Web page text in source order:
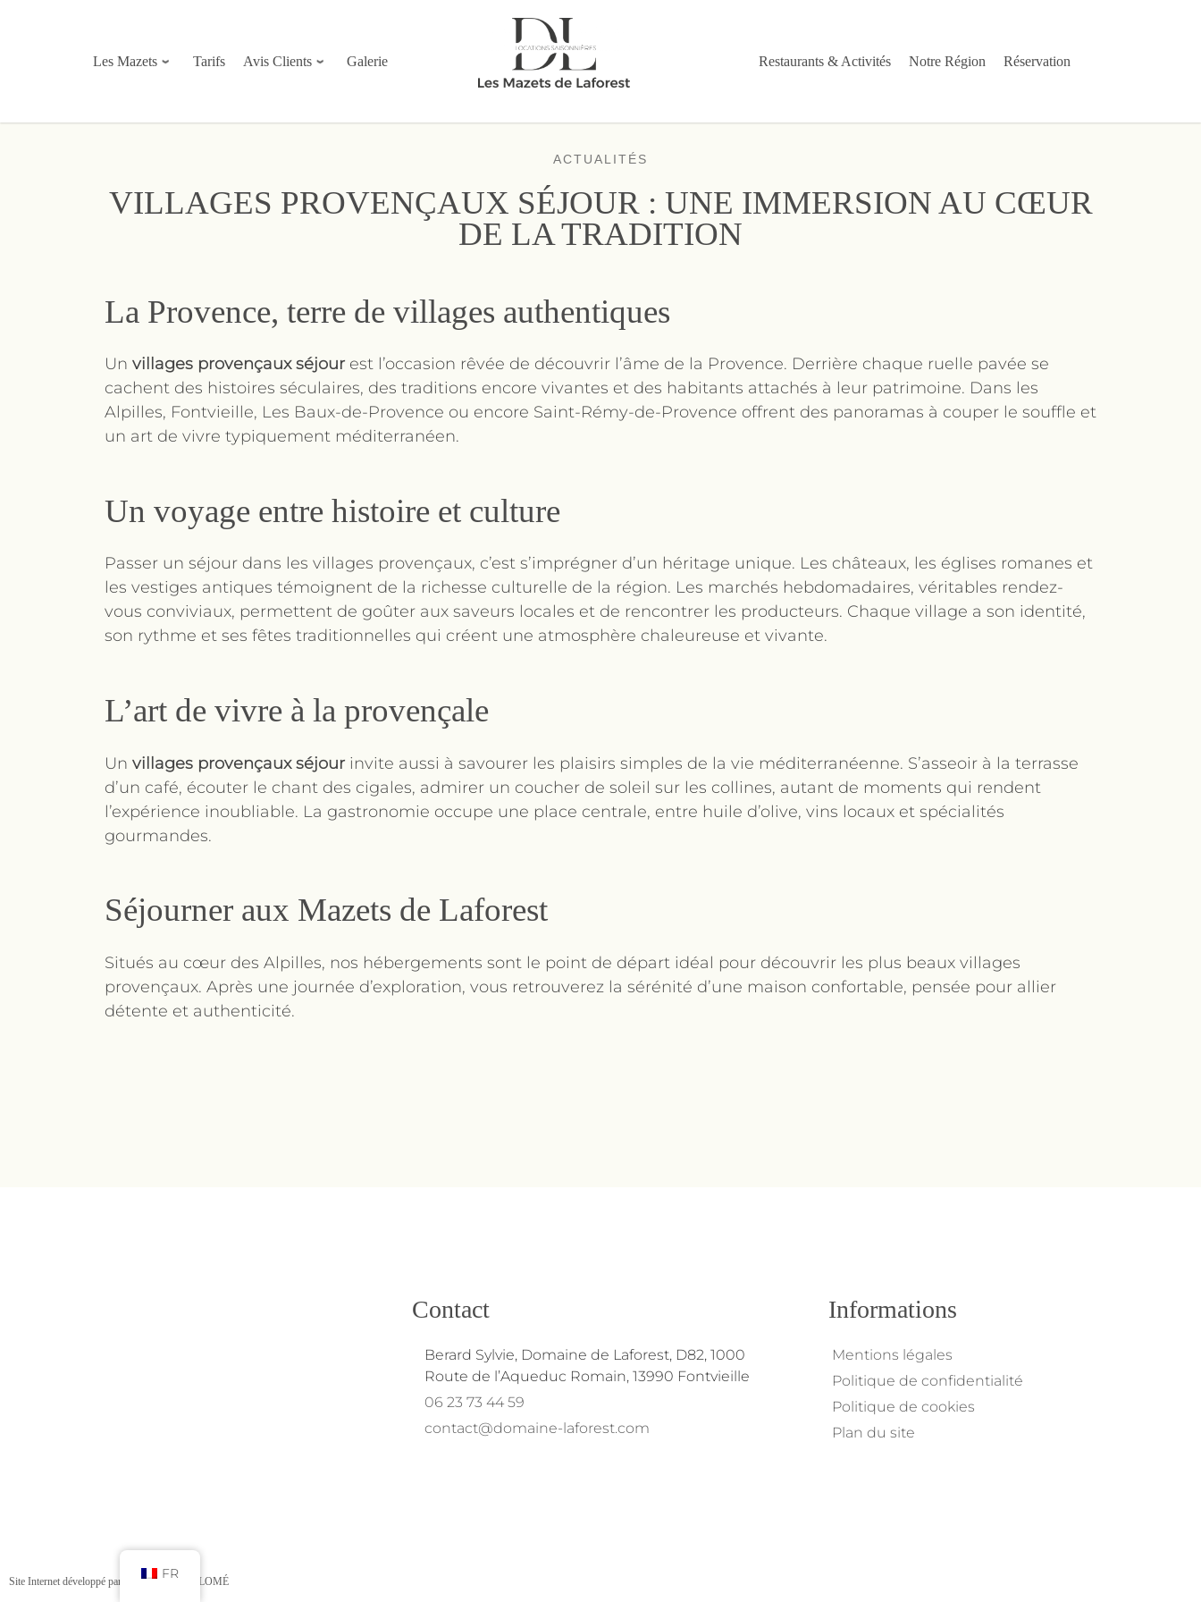
Les Mazets Tarifs Avis Clients Galerie Restaurants & Activités Notre Région Réservation
ACTUALITÉS
VILLAGES PROVENÇAUX SÉJOUR : UNE IMMERSION AU CŒUR
DE LA TRADITION
La Provence, terre de villages authentiques
Un villages provençaux séjour est l’occasion rêvée de découvrir l’âme de la Provence. Derrière chaque ruelle pavée se
cachent des histoires séculaires, des traditions encore vivantes et des habitants attachés à leur patrimoine. Dans les
Alpilles, Fontvieille, Les Baux-de-Provence ou encore Saint-Rémy-de-Provence offrent des panoramas à couper le souffle et
un art de vivre typiquement méditerranéen.
Un voyage entre histoire et culture
Passer un séjour dans les villages provençaux, c’est s’imprégner d’un héritage unique. Les châteaux, les églises romanes et
les vestiges antiques témoignent de la richesse culturelle de la région. Les marchés hebdomadaires, véritables rendez-
vous conviviaux, permettent de goûter aux saveurs locales et de rencontrer les producteurs. Chaque village a son identité,
son rythme et ses fêtes traditionnelles qui créent une atmosphère chaleureuse et vivante.
L’art de vivre à la provençale
Un villages provençaux séjour invite aussi à savourer les plaisirs simples de la vie méditerranéenne. S’asseoir à la terrasse
d’un café, écouter le chant des cigales, admirer un coucher de soleil sur les collines, autant de moments qui rendent
l’expérience inoubliable. La gastronomie occupe une place centrale, entre huile d’olive, vins locaux et spécialités
gourmandes.
Séjourner aux Mazets de Laforest
Situés au cœur des Alpilles, nos hébergements sont le point de départ idéal pour découvrir les plus beaux villages
provençaux. Après une journée d’exploration, vous retrouverez la sérénité d’une maison confortable, pensée pour allier
détente et authenticité.
Contact
Berard Sylvie, Domaine de Laforest, D82, 1000
Route de l’Aqueduc Romain, 13990 Fontvieille
06 23 73 44 59
contact@domaine-laforest.com
Informations
Mentions légales
Politique de confidentialité
Politique de cookies
Plan du site
Site Internet développé par L’ AGENCE BY LOMÉ
FR